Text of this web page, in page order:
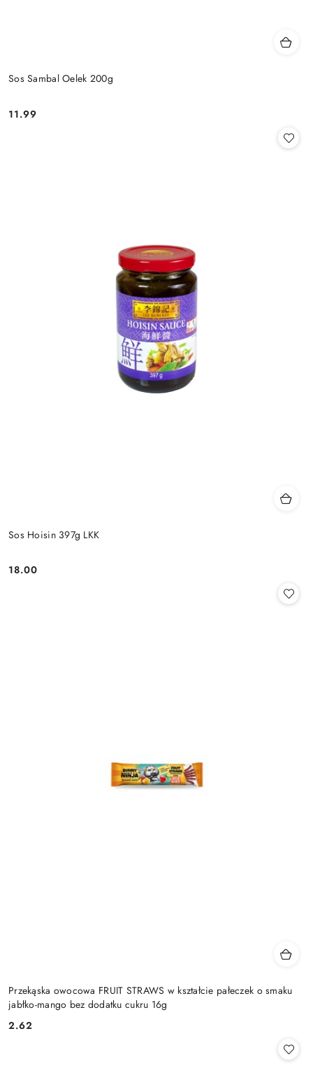
Sos Sambal Oelek 200g
Cena:
11.99
Sos Hoisin 397g LKK
Cena:
18.00
Przekąska owocowa FRUIT STRAWS w kształcie pałeczek o smaku
jabłko-mango bez dodatku cukru 16g
Cena:
2.62